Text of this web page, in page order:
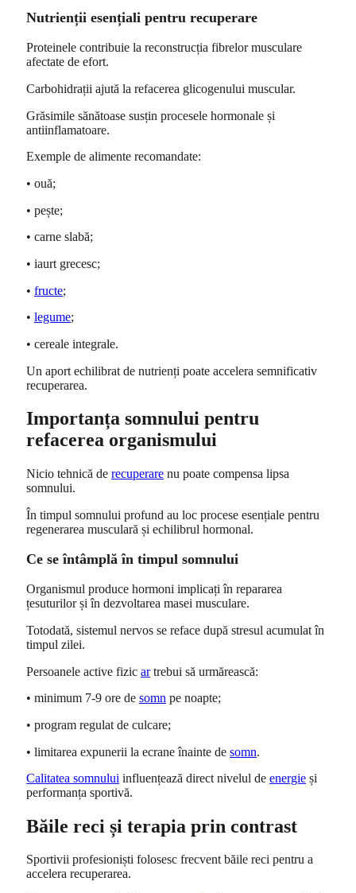
Nutrienții esențiali pentru recuperare
Proteinele contribuie la reconstrucția fibrelor musculare
afectate de efort.
Carbohidrații ajută la refacerea glicogenului muscular.
Grăsimile sănătoase susțin procesele hormonale și
antiinflamatoare.
Exemple de alimente recomandate:
• ouă;
• pește;
• carne slabă;
• iaurt grecesc;
• fructe;
• legume;
• cereale integrale.
Un aport echilibrat de nutrienți poate accelera semnificativ
recuperarea.
Importanța somnului pentru
refacerea organismului
Nicio tehnică de recuperare nu poate compensa lipsa
somnului.
În timpul somnului profund au loc procese esențiale pentru
regenerarea musculară și echilibrul hormonal.
Ce se întâmplă în timpul somnului
Organismul produce hormoni implicați în repararea
țesuturilor și în dezvoltarea masei musculare.
Totodată, sistemul nervos se reface după stresul acumulat în
timpul zilei.
Persoanele active fizic artrebui să urmărească:
• minimum 7-9 ore de somn pe noapte;
• program regulat de culcare;
• limitarea expunerii la ecrane înainte de somn.
Calitatea somnului influențează direct nivelul de energie și
performanța sportivă.
Băile reci și terapia prin contrast
Sportivii profesioniști folosesc frecvent băile reci pentru a
accelera recuperarea.